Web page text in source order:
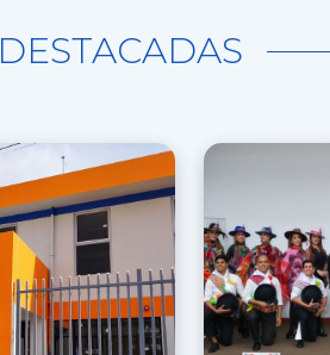
DESTACADAS